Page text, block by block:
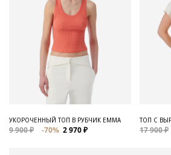
Сумки и
УКОРОЧЕННЫЙ ТОП В РУБЧИК EMMA
9 900 ₽ -70% 2 970 ₽
ТОП С
17 900 ₽